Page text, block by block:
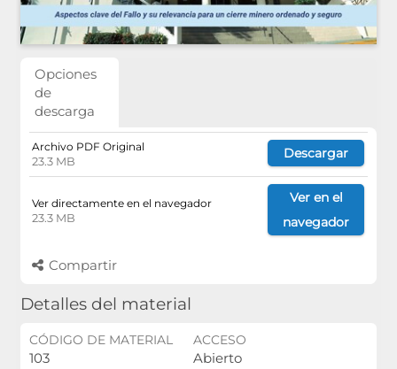
Opciones
de
descarga
Archivo PDF Original
23.3 MB
Descargar
Ver directamente en el navegador
23.3 MB
Ver en el
navegador
Compartir
Detalles del material
CÓDIGO DE MATERIAL
103
ACCESO
Abierto